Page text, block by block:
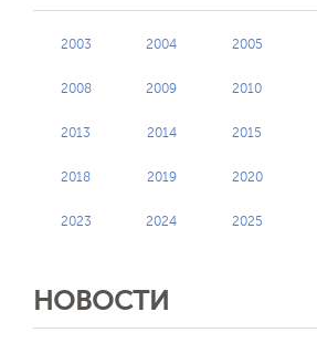
2003 2004 2005
2008 2009 2010
2013 2014 2015
2018 2019 2020
2023 2024 2025
НОВОСТИ